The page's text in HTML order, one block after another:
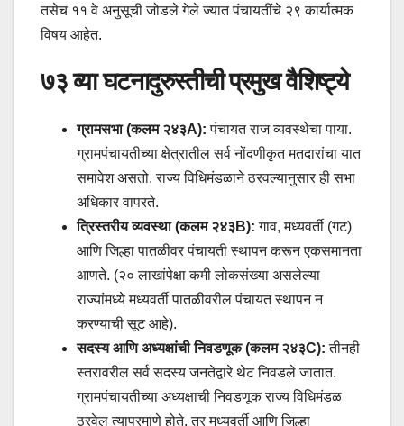
तसेच ११ वे अनुसूची जोडले गेले ज्यात पंचायतींचे २९ कार्यात्मक
विषय आहेत.
७३ व्या घटनादुरुस्तीची प्रमुख वैशिष्ट्ये
ग्रामसभा (कलम २४३A): पंचायत राज व्यवस्थेचा पाया.
ग्रामपंचायतीच्या क्षेत्रातील सर्व नोंदणीकृत मतदारांचा यात
समावेश असतो. राज्य विधिमंडळाने ठरवल्यानुसार ही सभा
अधिकार वापरते.
त्रिस्तरीय व्यवस्था (कलम २४३B): गाव, मध्यवर्ती (गट)
आणि जिल्हा पातळीवर पंचायती स्थापन करून एकसमानता
आणते. (२० लाखांपेक्षा कमी लोकसंख्या असलेल्या
राज्यांमध्ये मध्यवर्ती पातळीवरील पंचायत स्थापन न
करण्याची सूट आहे).
सदस्य आणि अध्यक्षांची निवडणूक (कलम २४३C): तीनही
स्तरावरील सर्व सदस्य जनतेद्वारे थेट निवडले जातात.
ग्रामपंचायतीच्या अध्यक्षाची निवडणूक राज्य विधिमंडळ
ठरवेल त्याप्रमाणे होते, तर मध्यवर्ती आणि जिल्हा